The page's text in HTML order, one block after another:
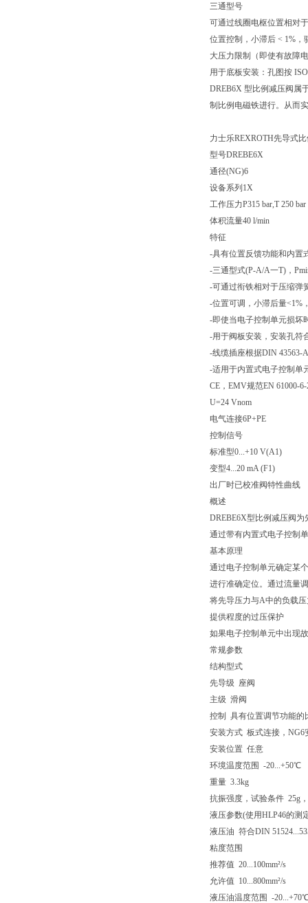
三通型号
可通过线圈电枢位置相对
位置控制，小滞后 < 1%，
大压力限制（即使有故障
用于底板安装：孔图按
DREB6X 型比例减压阀属
制比例电磁铁进行。从而
力士乐REXROTH先导式
型号DREBE6X
通径(NG)6
设备系列1X
工作压力P315 bar,T 250 bar
体积流量40 l/min
特征
-具有位置反馈功能和内置
-三通型式(P-A/A一T)，
-可通过衔铁相对于压缩弹
-位置可调，小滞后量<1%
-即使当电子控制单元损坏
-用于阀板安装，安装孔符
-线缆插座根据DIN 43563-
-适用于内置式电子控制单
CE，EMV规范EN 61000-
U=24 Vnom
电气连接6P+PE
控制信号
标准型0...+10 V(A1)
变型4...20 mA (F1)
出厂时已校准阀特性曲线
概述
DREBE6X型比例减压阀
通过带有内置式电子控制
基本原理
通过电子控制单元确定某
进行准确定位。通过流量
将先导压力与A中的负载
提供程度的过压保护
如果电子控制单元中出现
常规参数
结构型式
先导级 座阀
主级 滑阀
控制 具有位置调节功能的
安装方式 板式连接，NG6
安装位置 任意
环境温度范围 -20...+50℃
重量 3.3kg
抗振强度，试验条件 25g
液压参数(使用HLP46的测
液压油 符合DIN
粘度范围
推荐值 20...100mm²/s
允许值 10...800mm²/s
液压油温度范围 -